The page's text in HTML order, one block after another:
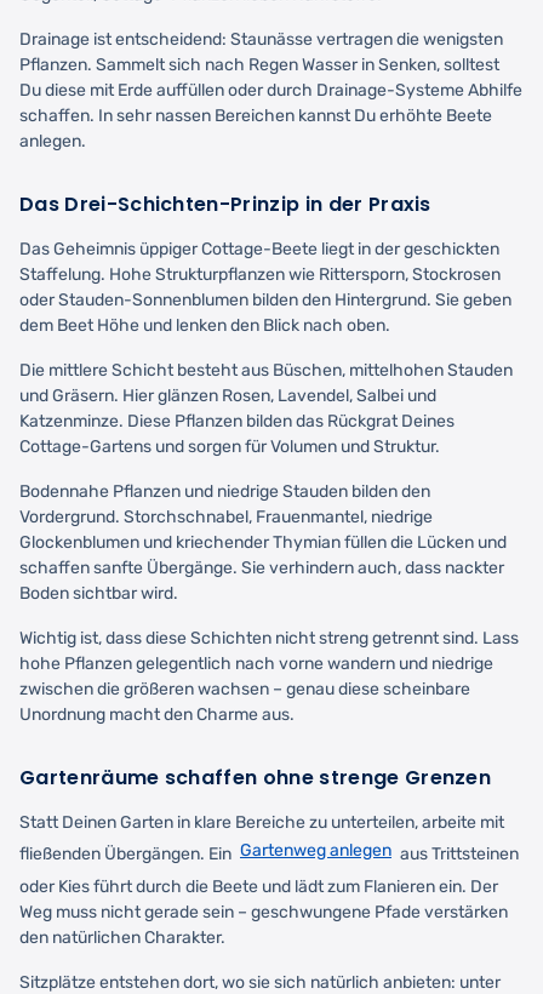
Drainage ist entscheidend: Staunässe vertragen die wenigsten
Pflanzen. Sammelt sich nach Regen Wasser in Senken, solltest
Du diese mit Erde auffüllen oder durch Drainage-Systeme Abhilfe
schaffen. In sehr nassen Bereichen kannst Du erhöhte Beete
anlegen.
Das Drei-Schichten-Prinzip in der Praxis
Das Geheimnis üppiger Cottage-Beete liegt in der geschickten
Staffelung. Hohe Strukturpflanzen wie Rittersporn, Stockrosen
oder Stauden-Sonnenblumen bilden den Hintergrund. Sie geben
dem Beet Höhe und lenken den Blick nach oben.
Die mittlere Schicht besteht aus Büschen, mittelhohen Stauden
und Gräsern. Hier glänzen Rosen, Lavendel, Salbei und
Katzenminze. Diese Pflanzen bilden das Rückgrat Deines
Cottage-Gartens und sorgen für Volumen und Struktur.
Bodennahe Pflanzen und niedrige Stauden bilden den
Vordergrund. Storchschnabel, Frauenmantel, niedrige
Glockenblumen und kriechender Thymian füllen die Lücken und
schaffen sanfte Übergänge. Sie verhindern auch, dass nackter
Boden sichtbar wird.
Wichtig ist, dass diese Schichten nicht streng getrennt sind. Lass
hohe Pflanzen gelegentlich nach vorne wandern und niedrige
zwischen die größeren wachsen – genau diese scheinbare
Unordnung macht den Charme aus.
Gartenräume schaffen ohne strenge Grenzen
Statt Deinen Garten in klare Bereiche zu unterteilen, arbeite mit
fließenden Übergängen. Ein Gartenweg anlegen aus Trittsteinen
oder Kies führt durch die Beete und lädt zum Flanieren ein. Der
Weg muss nicht gerade sein – geschwungene Pfade verstärken
den natürlichen Charakter.
Sitzplätze entstehen dort, wo sie sich natürlich anbieten: unter